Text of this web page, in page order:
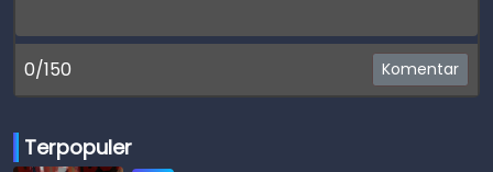
0/150 Komentar
Terpopuler